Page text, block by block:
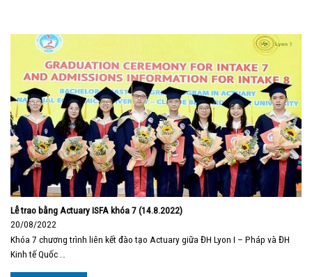
Lễ trao bằng Actuary ISFA khóa 7 (14.8.2022)
20/08/2022
Khóa 7 chương trình liên kết đào tạo Actuary giữa ĐH Lyon I – Pháp và ĐH
Kinh tế Quốc …